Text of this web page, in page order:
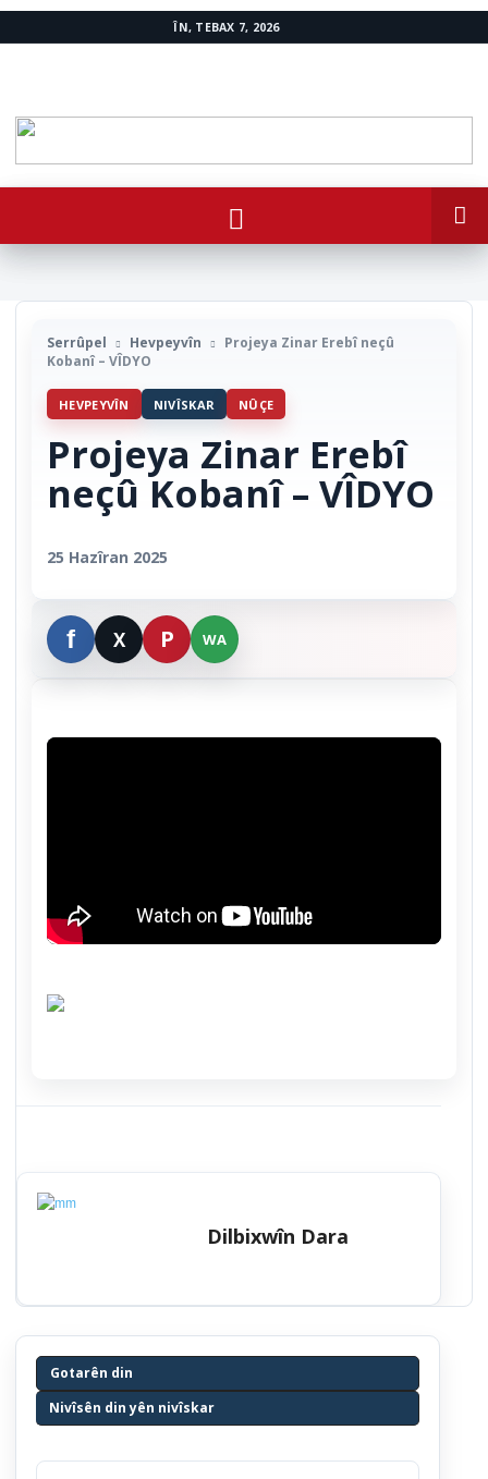
ÎN, TEBAX 7, 2026
Serrûpel Hevpeyvîn
Projeya Zinar Erebî neçû
Kobanî – VÎDYO
HEVPEYVÎN NIVÎSKAR NÛÇE
Projeya Zinar Erebî
neçû Kobanî – VÎDYO
25 Hazîran 2025
Dilbixwîn Dara
Gotarên din
Nivîsên din yên nivîskar